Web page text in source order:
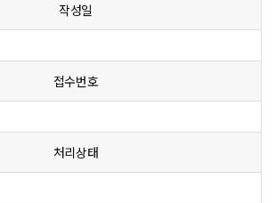
작성일
접수번호
처리상태